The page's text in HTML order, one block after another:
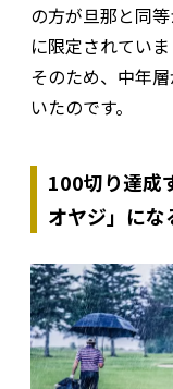
の方が旦那と同
に限定されていま
そのため、中年
いたのです。
100切り達成
オヤジ」にな